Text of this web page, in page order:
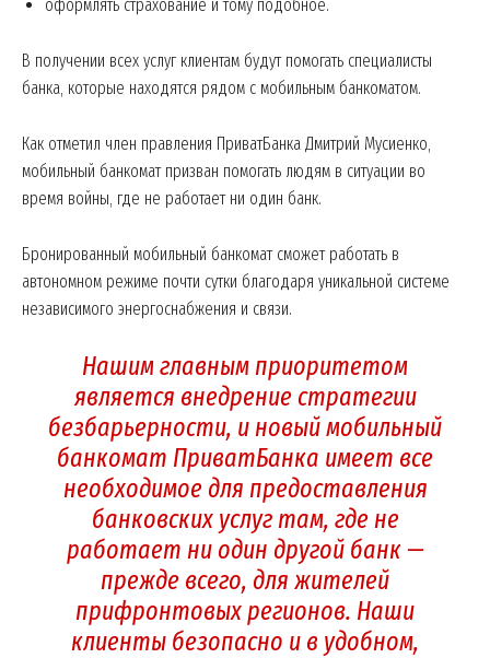
оформлять страхование и тому подобное.
В получении всех услуг клиентам будут помогать специалисты
банка, которые находятся рядом с мобильным банкоматом.
Как отметил член правления ПриватБанка Дмитрий Мусиенко,
мобильный банкомат призван помогать людям в ситуации во
время войны, где не работает ни один банк.
Бронированный мобильный банкомат сможет работать в
автономном режиме почти сутки благодаря уникальной системе
независимого энергоснабжения и связи.
Нашим главным приоритетом
является внедрение стратегии
безбарьерности, и новый мобильный
банкомат ПриватБанка имеет все
необходимое для предоставления
банковских услуг там, где не
работает ни один другой банк —
прежде всего, для жителей
прифронтовых регионов. Наши
клиенты безопасно и в удобном,